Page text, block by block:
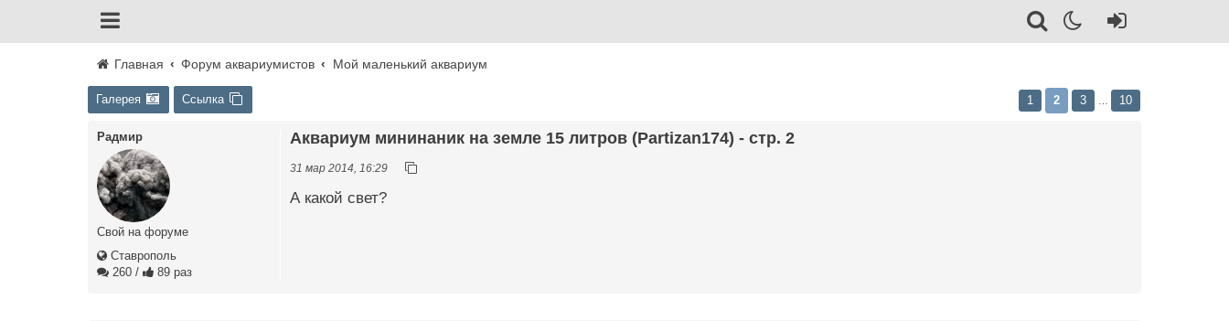
Главная Форум аквариумистов Мой маленький аквариум
Галерея Ссылка 1 2 3 10
Радмир
Свой на форуме
Ставрополь
260 / 89 раз
Аквариум мининаник на земле 15 литров (Partizan174) - стр. 2
31 мар 2014, 16:29
А какой свет?